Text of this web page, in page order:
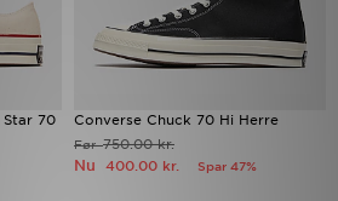
Star 70
Converse Chuck 70 Hi Herre
Før750.00 kr.
Nu 400.00 kr. Spar 47%